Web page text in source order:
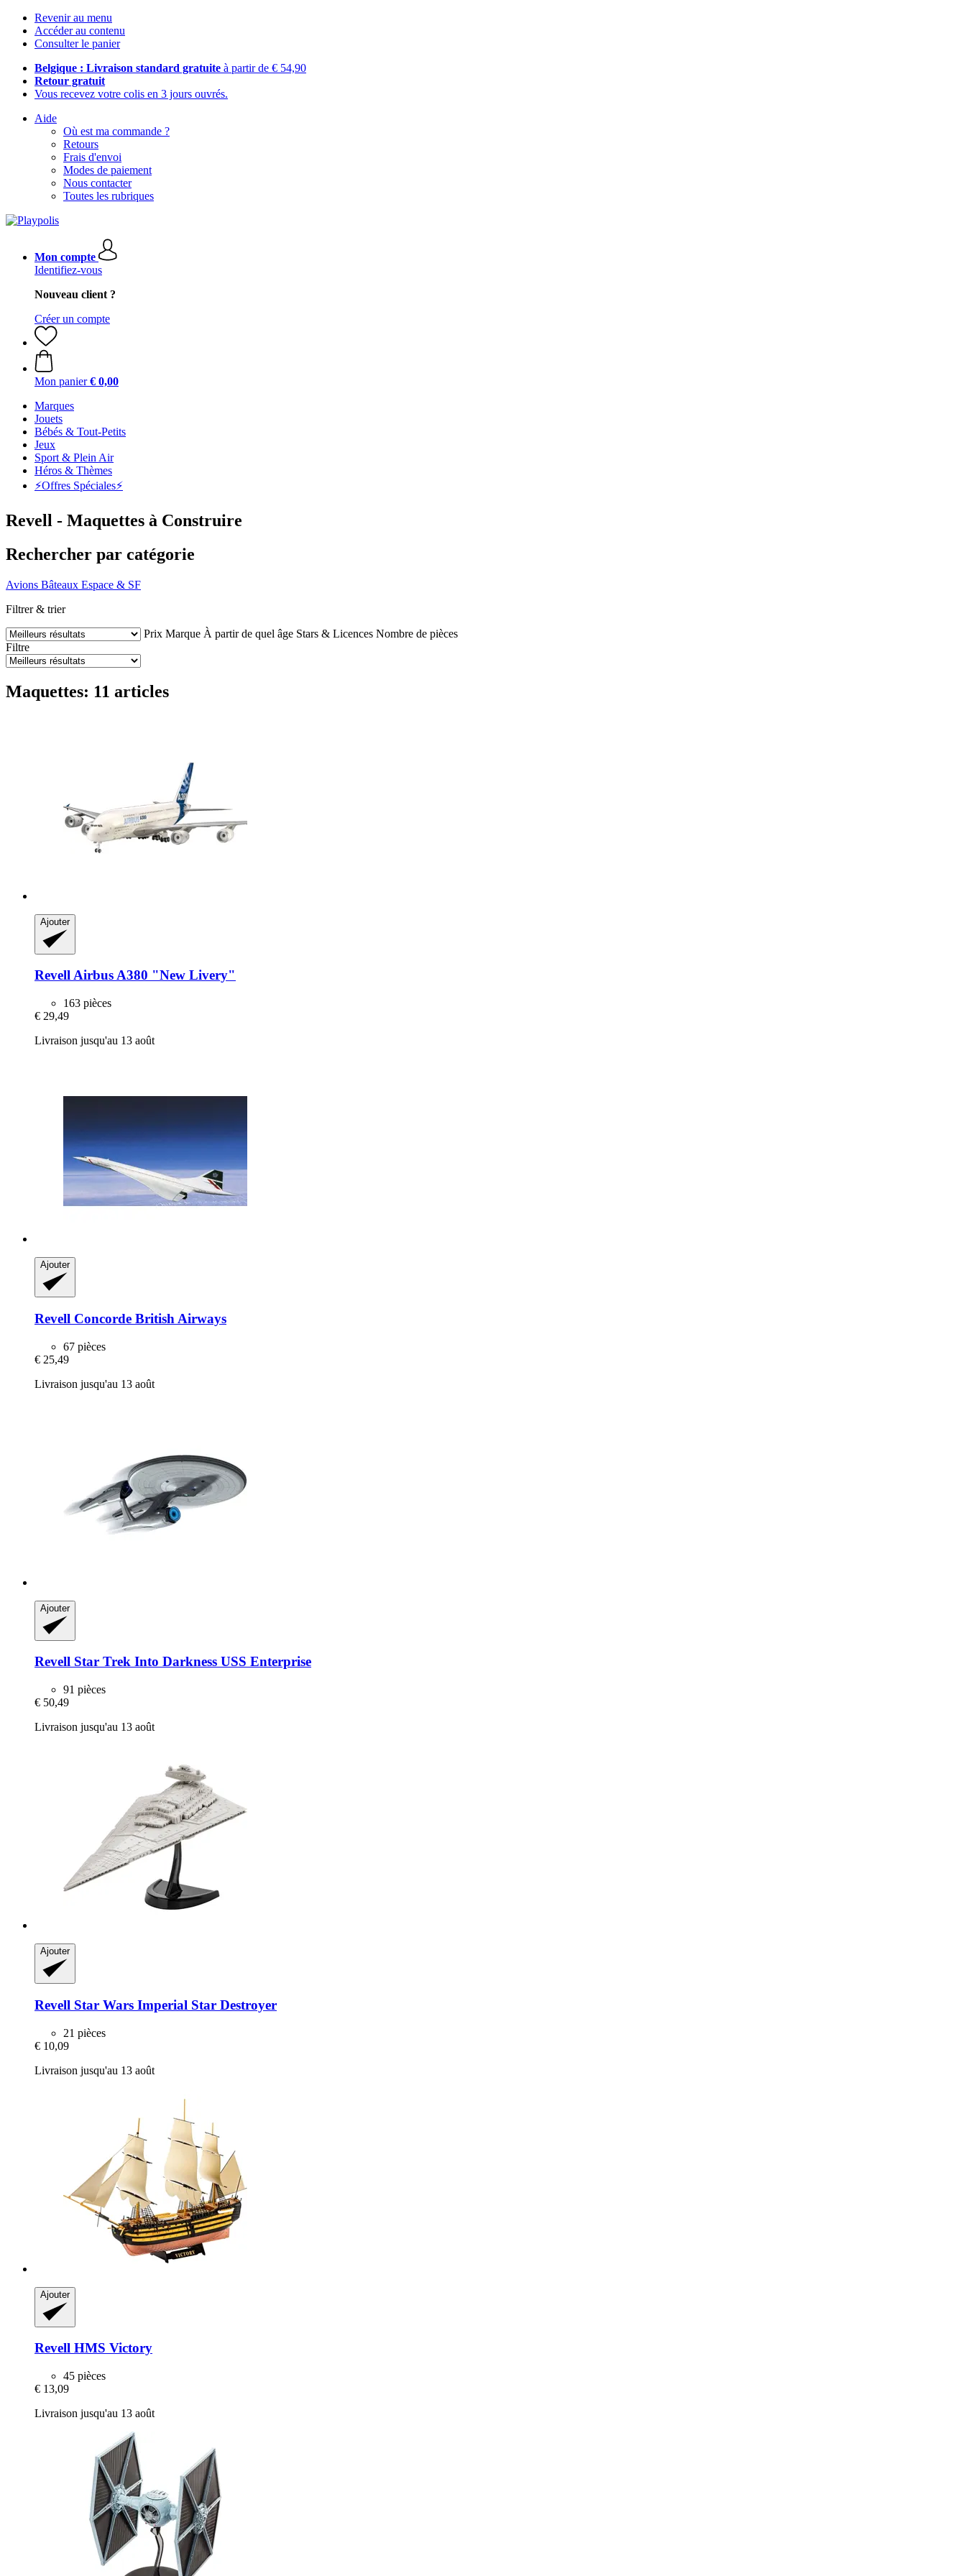
Revenir au menu
Accéder au contenu
Consulter le panier
Belgique : Livraison standard gratuite à partir de € 54,90
Retour gratuit
Vous recevez votre colis en 3 jours ouvrés.
Aide
Où est ma commande ?
Retours
Frais d'envoi
Modes de paiement
Nous contacter
Toutes les rubriques
Mon compte
Identifiez-vous
Nouveau client ?
Créer un compte
Mon panier € 0,00
Marques
Jouets
Bébés & Tout-Petits
Jeux
Sport & Plein Air
Héros & Thèmes
⚡️Offres Spéciales⚡️
Revell - Maquettes à Construire
Rechercher par catégorie
Avions Bâteaux Espace & SF
Filtrer & trier
Prix Marque À partir de quel âge Stars & Licences Nombre de pièces
Filtre
Maquettes: 11 articles
Ajouter
RevellAirbus A380 "New Livery"
163 pièces
€ 29,49
Livraison jusqu'au 13 août
Ajouter
Revell Concorde British Airways
67 pièces
€ 25,49
Livraison jusqu'au 13 août
Ajouter
Revell Star Trek Into Darkness USS Enterprise
91 pièces
€ 50,49
Livraison jusqu'au 13 août
Ajouter
Revell Star Wars Imperial Star Destroyer
21 pièces
€ 10,09
Livraison jusqu'au 13 août
Ajouter
Revell HMS Victory
45 pièces
€ 13,09
Livraison jusqu'au 13 août